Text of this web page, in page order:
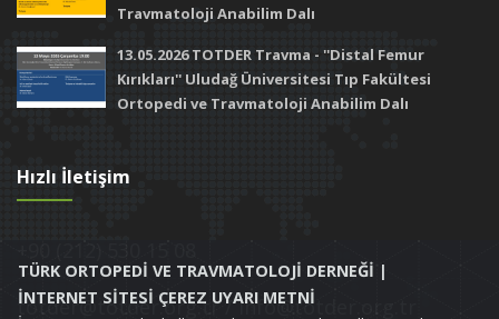
Travmatoloji Anabilim Dalı
13.05.2026 TOTDER Travma - ''Distal Femur
Kırıkları'' Uludağ Üniversitesi Tıp Fakültesi
Ortopedi ve Travmatoloji Anabilim Dalı
Hızlı İletişim
totder@totder.org.tr / info@totder.org.tr
TÜRK ORTOPEDİ VE TRAVMATOLOJİ DERNEĞİ |
İNTERNET SİTESİ ÇEREZ UYARI METNİ